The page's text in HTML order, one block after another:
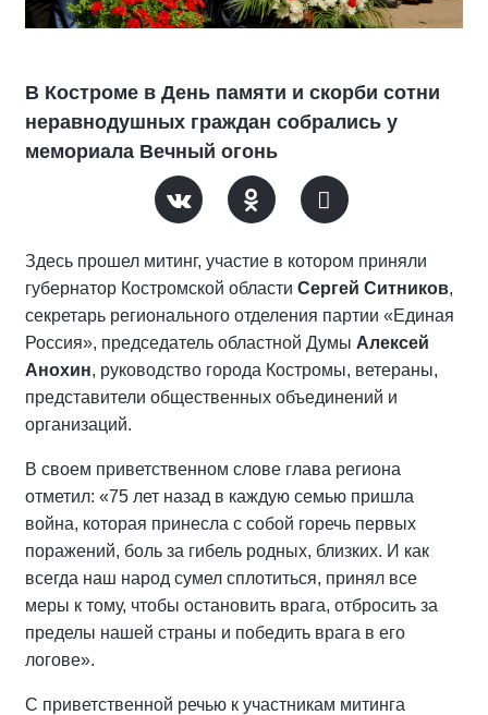
В Костроме в День памяти и скорби сотни
неравнодушных граждан собрались у
мемориала Вечный огонь
Здесь прошел митинг, участие в котором приняли
губернатор Костромской области Сергей Ситников,
секретарь регионального отделения партии «Единая
Россия», председатель областной Думы Алексей
Анохин, руководство города Костромы, ветераны,
представители общественных объединений и
организаций.
В своем приветственном слове глава региона
отметил: «75 лет назад в каждую семью пришла
война, которая принесла с собой горечь первых
поражений, боль за гибель родных, близких. И как
всегда наш народ сумел сплотиться, принял все
меры к тому, чтобы остановить врага, отбросить за
пределы нашей страны и победить врага в его
логове».
С приветственной речью к участникам митинга